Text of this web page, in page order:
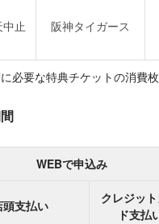
中止
阪神タイガース
必要な特典チケットの消費
WEBで申込み
頭支払い
クレジッ
ド支払